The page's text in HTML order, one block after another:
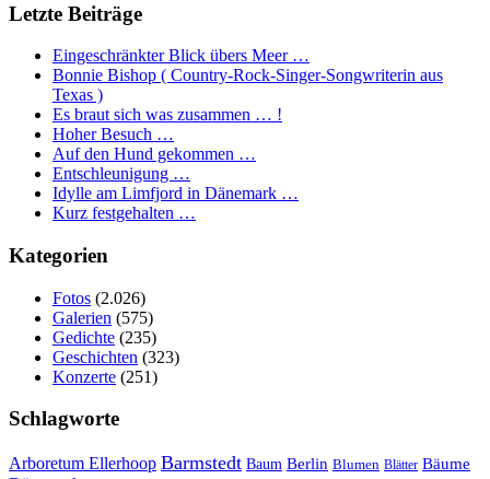
Letzte Beiträge
Eingeschränkter Blick übers Meer …
Bonnie Bishop ( Country-Rock-Singer-Songwriterin aus
Texas )
Es braut sich was zusammen … !
Hoher Besuch …
Auf den Hund gekommen …
Entschleunigung …
Idylle am Limfjord in Dänemark …
Kurz festgehalten …
Kategorien
Fotos (2.026)
Galerien (575)
Gedichte (235)
Geschichten (323)
Konzerte (251)
Schlagworte
Arboretum Ellerhoop Barmstedt Baum Berlin Blumen Blätter Bäume